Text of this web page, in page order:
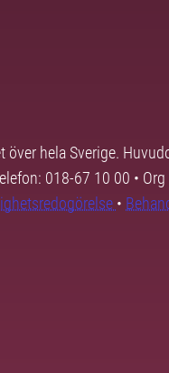
hela Sverige.
018-67 10 00 •
•